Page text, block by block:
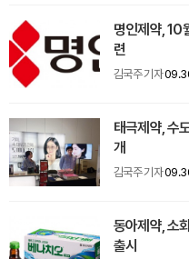
명인제약, 10
련
김국주 기자
태극제약, 수
개
김국주 기자
동아제약, 소
출시